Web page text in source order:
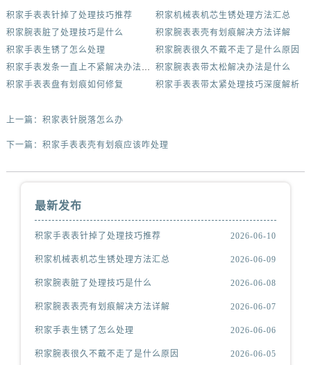
积家手表表针掉了处理技巧推荐
积家机械表机芯生锈处理方法汇总
积家腕表脏了处理技巧是什么
积家腕表表壳有划痕解决方法详解
积家手表生锈了怎么处理
积家腕表很久不戴不走了是什么原因
积家手表发条一直上不紧解决办法集锦
积家腕表表带太松解决办法是什么
积家手表表盘有划痕如何修复
积家手表表带太紧处理技巧深度解析
上一篇： 积家表针脱落怎么办
下一篇： 积家手表表壳有划痕应该咋处理
最新发布
积家手表表针掉了处理技巧推荐 2026-06-10
积家机械表机芯生锈处理方法汇总 2026-06-09
积家腕表脏了处理技巧是什么 2026-06-08
积家腕表表壳有划痕解决方法详解 2026-06-07
积家手表生锈了怎么处理 2026-06-06
积家腕表很久不戴不走了是什么原因 2026-06-05